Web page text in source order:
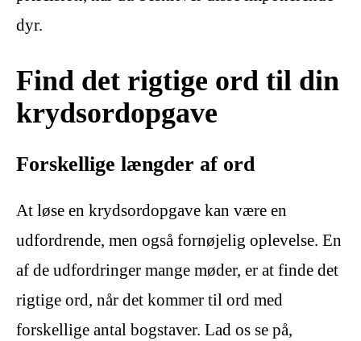
dyr.
Find det rigtige ord til din
krydsordopgave
Forskellige længder af ord
At løse en krydsordopgave kan være en
udfordrende, men også fornøjelig oplevelse. En
af de udfordringer mange møder, er at finde det
rigtige ord, når det kommer til ord med
forskellige antal bogstaver. Lad os se på,